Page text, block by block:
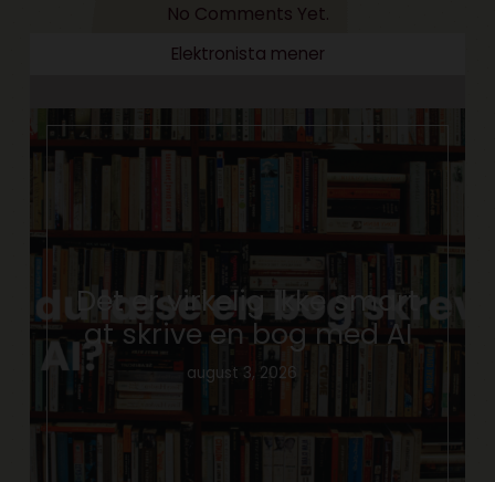
No Comments Yet.
Elektronista mener
Det er virkelig ikke smart
at skrive en bog med AI
august 3, 2026